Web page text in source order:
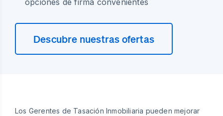
opciones de firma convenientes
Descubre nuestras ofertas
Los Gerentes de Tasación Inmobiliaria pueden mejorar